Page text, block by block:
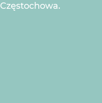
Częstochowa.